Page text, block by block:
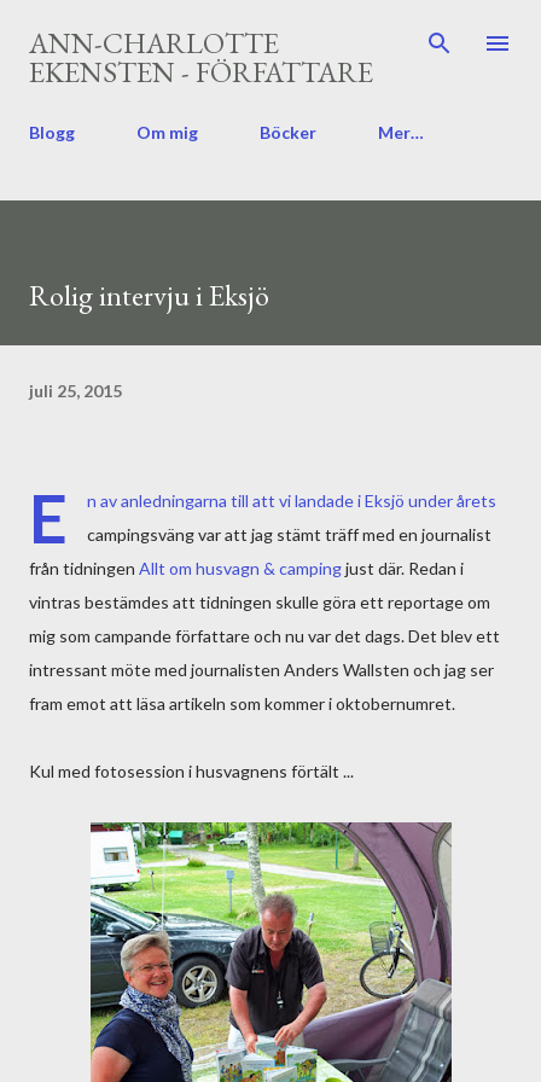
Fortsätt till huvudinnehåll
ANN-CHARLOTTE
EKENSTEN - FÖRFATTARE
Blogg Om mig Böcker Mer…
Rolig intervju i Eksjö
juli 25, 2015
E
n av anledningarna till att vi landade i Eksjö under årets
campingsväng var att jag stämt träff med en journalist
från tidningen Allt om husvagn & campingjust där. Redan i
vintras bestämdes att tidningen skulle göra ett reportage om
mig som campande författare och nu var det dags. Det blev ett
intressant möte med journalisten Anders Wallsten och jag ser
fram emot att läsa artikeln som kommer i oktobernumret.
Kul med fotosession i husvagnens förtält ...